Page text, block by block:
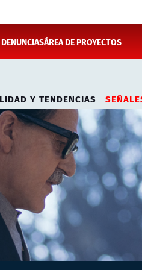
ÁREA DE PROYECTOS
Y TENDENCIAS